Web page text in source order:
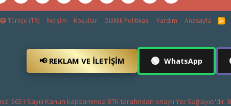
Türkçe (TR) İletişim Koşullar Gizlilik Politikası Yardım Anasayfa
R
S
📢 REKLAM VE İLETIŞIM 🟢 WhatsApp
5651 Sayılı Kanun kapsamında BTK tarafından onaylı Yer